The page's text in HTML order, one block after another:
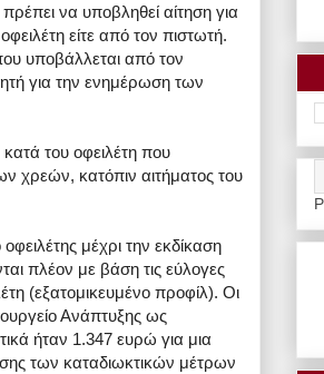
να υποβληθεί αίτηση για
είτε από τον πιστωτή.
υποβάλλεται από τον
για την ενημέρωση των
του οφειλέτη που
χρεών, κατόπιν αιτήματος του
μέχρι την εκδίκαση
πλέον με βάση τις εύλογες
(εξατομικευμένο προφίλ). Οι
Ανάπτυξης ως
ήταν 1.347 ευρώ για μια
των καταδιωκτικών μέτρων